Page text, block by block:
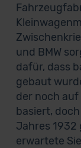
und BMW
dafür, dass
gebaut
der noch
basiert,
Jahres 1932
erwartete